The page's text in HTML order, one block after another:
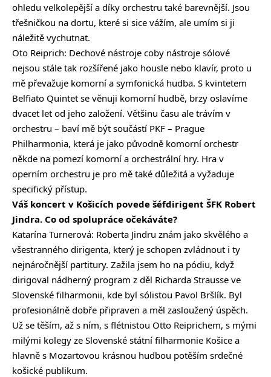
ohledu velkolepější a díky orchestru také barevnější. Jsou
třešničkou na dortu, které si sice vážím, ale umím si ji
náležitě vychutnat.
Oto Reiprich: Dechové nástroje coby nástroje sólové
nejsou stále tak rozšířené jako housle nebo klavír, proto u
mě převažuje komorní a symfonická hudba. S kvintetem
Belfiato Quintet se věnuji komorní hudbě, brzy oslavíme
dvacet let od jeho založení. Většinu času ale trávím v
orchestru – baví mě být součástí PKF – Prague
Philharmonia, která je jako původně komorní orchestr
někde na pomezí komorní a orchestrální hry. Hra v
operním orchestru je pro mě také důležitá a vyžaduje
specifický přístup.
Váš koncert v Košicích povede šéfdirigent ŠFK Robert
Jindra. Co od spolupráce očekáváte?
Katarína Turnerová: Roberta Jindru znám jako skvělého a
všestranného dirigenta, který je schopen zvládnout i ty
nejnáročnější partitury. Zažila jsem ho na pódiu, když
dirigoval nádherný program z děl Richarda Strausse ve
Slovenské filharmonii, kde byl sólistou Pavol Bršlík. Byl
profesionálně dobře připraven a měl zasloužený úspěch.
Už se těším, až s ním, s flétnistou Otto Reiprichem, s mými
milými kolegy ze Slovenské státní filharmonie Košice a
hlavně s Mozartovou krásnou hudbou potěším srdečné
košické publikum.